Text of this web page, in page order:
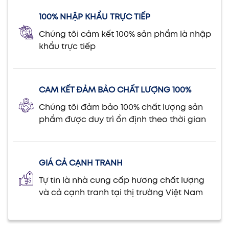
100% NHẬP KHẨU TRỰC TIẾP
Chúng tôi cảm kết 100% sản phẩm là nhập
khẩu trực tiếp
CAM KẾT ĐẢM BẢO CHẤT LƯỢNG 100%
Chúng tôi đảm bảo 100% chất lượng sản
phẩm được duy trì ổn định theo thời gian
GIÁ CẢ CẠNH TRANH
Tự tin là nhà cung cấp hương chất lượng
và cả cạnh tranh tại thị trường Việt Nam